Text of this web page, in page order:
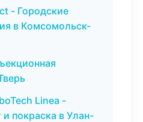
- Городские
в Комсомольск-
Linea -
покраска в Улан-